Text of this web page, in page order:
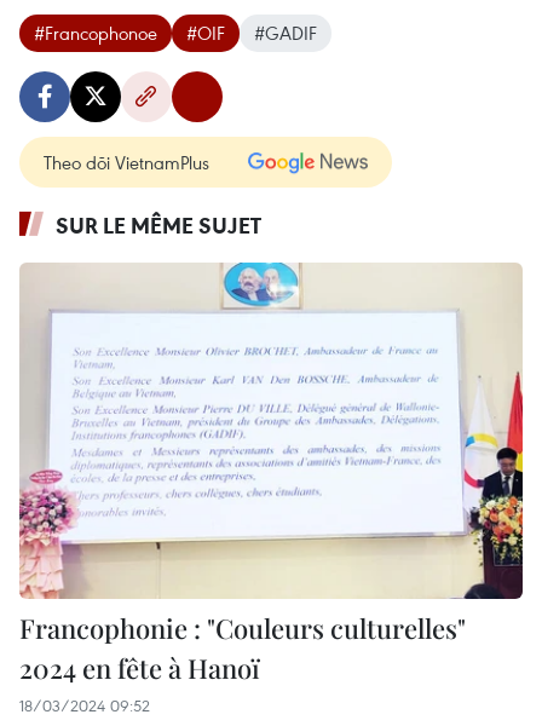
#Francophonoe #OIF #GADIF
Theo dõi VietnamPlus
SUR LE MÊME SUJET
Francophonie : "Couleurs culturelles"
2024 en fête à Hanoï
18/03/2024 09:52